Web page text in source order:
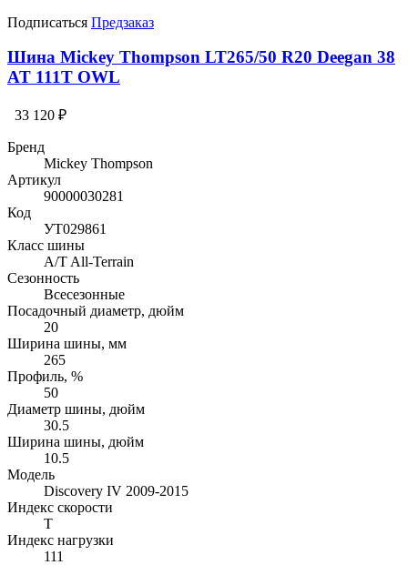
Подписаться Предзаказ
Шина Mickey Thompson LT265/50 R20 Deegan 38
AT 111T OWL
33 120 ₽
Бренд
Mickey Thompson
Артикул
90000030281
Код
УТ029861
Класс шины
A/T All-Terrain
Сезонность
Всесезонные
Посадочный диаметр, дюйм
20
Ширина шины, мм
265
Профиль, %
50
Диаметр шины, дюйм
30.5
Ширина шины, дюйм
10.5
Модель
Discovery IV 2009-2015
Индекс скорости
T
Индекс нагрузки
111